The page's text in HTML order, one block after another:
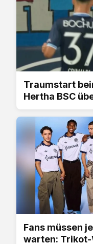
Traumstart
Hertha BSC
Fans müssen
warten: Trikot-